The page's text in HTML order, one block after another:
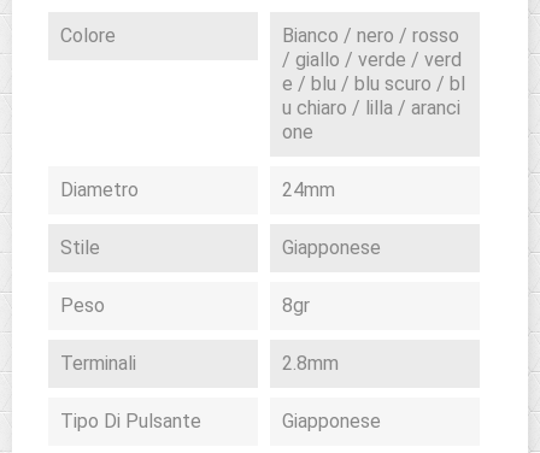
Colore
Bianco / nero / rosso
/ giallo / verde / verd
e / blu / blu scuro / bl
u chiaro / lilla / aranci
one
Diametro 24mm
Stile Giapponese
Peso 8gr
Terminali 2.8mm
Tipo Di Pulsante Giapponese